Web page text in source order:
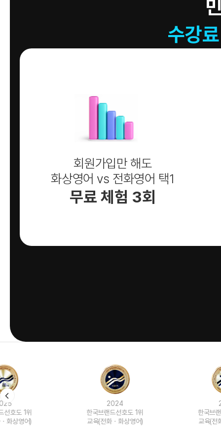
수강
회원가입만 해도
화상영어 vs 전화영어 택1
무료 체험 3회
한국브랜드선호도 1위
교육(전화ㆍ화상영어)
한국브랜드선호도 1위
교육(전화ㆍ화상영어)